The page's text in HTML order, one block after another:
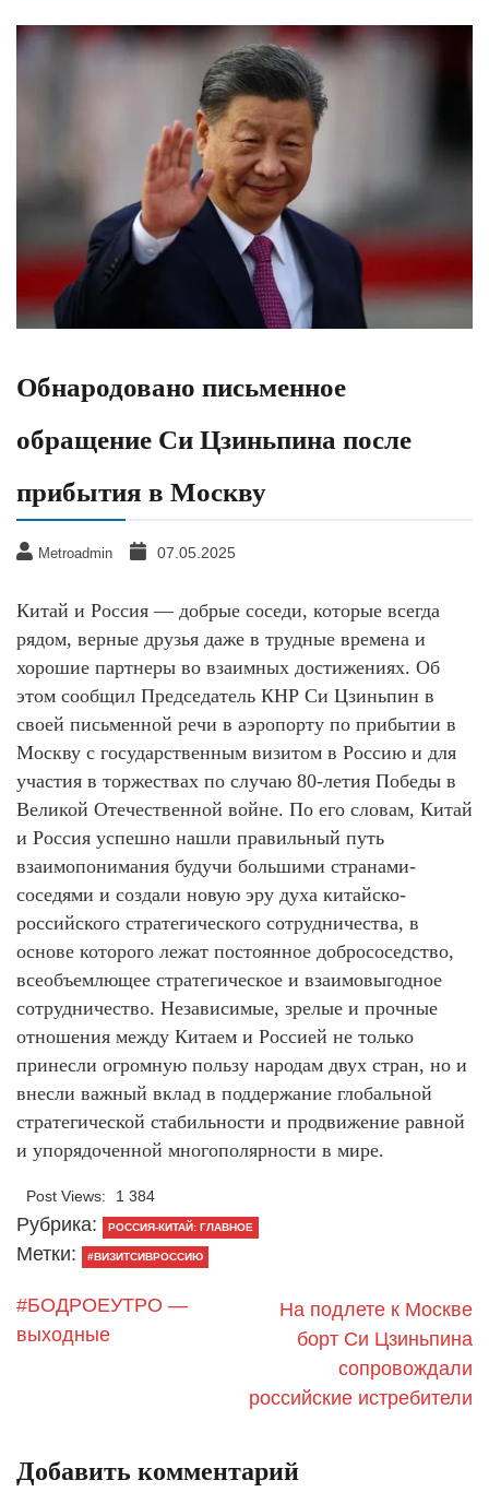
Обнародовано письменное
обращение Си Цзиньпина после
прибытия в Москву
Metroadmin 07.05.2025
Китай и Россия — добрые соседи, которые всегда
рядом, верные друзья даже в трудные времена и
хорошие партнеры во взаимных достижениях. Об
этом сообщил Председатель КНР Си Цзиньпин в
своей письменной речи в аэропорту по прибытии в
Москву с государственным визитом в Россию и для
участия в торжествах по случаю 80-летия Победы в
Великой Отечественной войне. По его словам, Китай
и Россия успешно нашли правильный путь
взаимопонимания будучи большими странами-
соседями и создали новую эру духа китайско-
российского стратегического сотрудничества, в
основе которого лежат постоянное добрососедство,
всеобъемлющее стратегическое и взаимовыгодное
сотрудничество. Независимые, зрелые и прочные
отношения между Китаем и Россией не только
принесли огромную пользу народам двух стран, но и
внесли важный вклад в поддержание глобальной
стратегической стабильности и продвижение равной
и упорядоченной многополярности в мире.
Post Views: 1 384
Рубрика: РОССИЯ-КИТАЙ: ГЛАВНОЕ
Метки: #ВИЗИТСИВРОССИЮ
#БОДРОЕУТРО —
выходные
На подлете к Москве
борт Си Цзиньпина
сопровождали
российские истребители
Добавить комментарий